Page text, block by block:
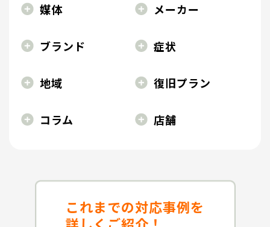
媒体 メーカー
ブランド 症状
地域 復旧プラン
コラム 店舗
これまでの対応事例を